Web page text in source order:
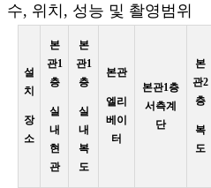
수, 위치, 성능 및 촬영범위
설
치
장
소
본
관1
층
실
내
현
관
본
관1
층
실
내
복
도
본관
엘리
베이
터
본관1층
서측계
단
본
관2
층
복
도